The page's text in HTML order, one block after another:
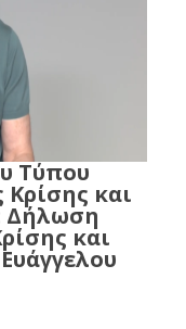
Τύπου
Κρίσης και
Δήλωση
και